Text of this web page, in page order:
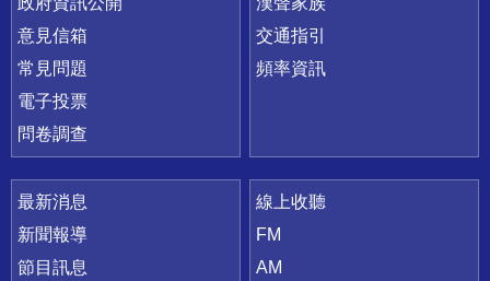
意見信箱
常見問題
電子投票
問卷調查
交通指引
頻率資訊
最新消息
新聞報導
節目訊息
線上收聽
FM
AM